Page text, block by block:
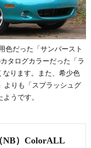
色だった「サンバースト
タログカラーだった「ラ
なります。また、希少色
よりも「スプラッシュグ
うです。
NB）ColorALL